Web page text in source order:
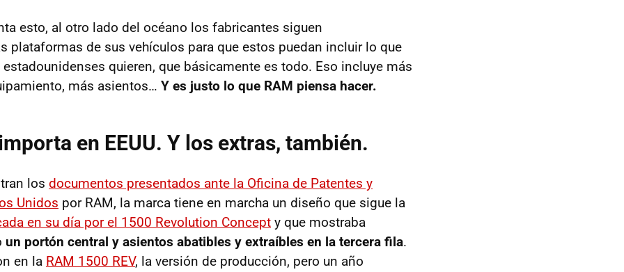
esto, al otro lado del océano los fabricantes siguen
plataformas de sus vehículos para que estos puedan incluir lo que
quieren, que básicamente es todo. Eso incluye más
más asientos… Y es justo lo que RAM piensa hacer.
en EEUU. Y los extras, también.
los documentos presentados ante la Oficina de Patentes y
Unidos por RAM, la marca tiene en marcha un diseño que sigue la
en su día por el 1500 Revolution Concept y que mostraba
un portón central y asientos abatibles y extraíbles en la tercera fila.
en la RAM 1500 REV, la versión de producción, pero un año